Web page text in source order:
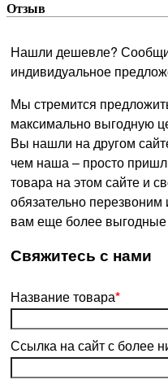
Отзыв
Нашли дешевле?
индивидуальное
Мы стремится
максимально выгодную
Вы нашли на другом
чем наша – просто
товара на этом сайте и
обязательно
вам еще более выгодные
­Свяжитесь с нами
Название товара*
Ссылка на сайт с более